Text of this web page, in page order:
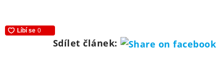
Sdílet článek: